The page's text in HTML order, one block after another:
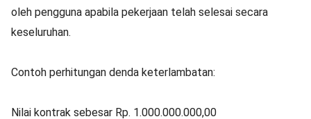
oleh pengguna apabila pekerjaan telah selesai secara
keseluruhan.
Contoh perhitungan denda keterlambatan:
Nilai kontrak sebesar Rp. 1.000.000.000,00